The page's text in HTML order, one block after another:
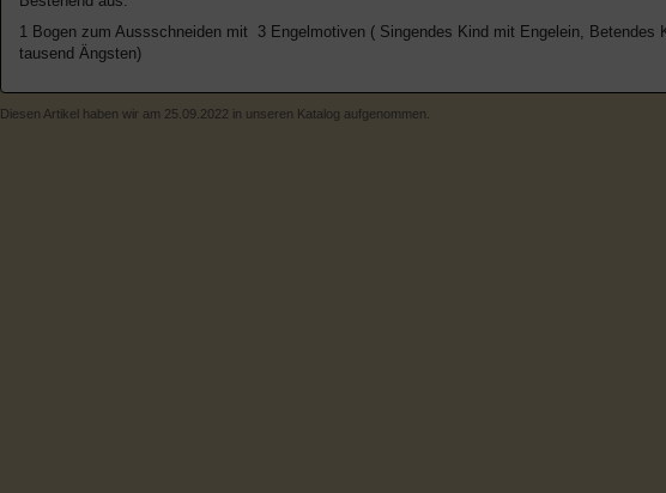
1 Bogen zum Aussschneiden mit 3 Engelmotiven ( Singendes Kind mit Engelein, Betendes
tausend Ängsten)
Diesen Artikel haben wir am 25.09.2022 in unseren Katalog aufgenommen.